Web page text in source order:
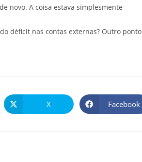
novo. A coisa estava simplesmente
déficit nas contas externas? Outro ponto
X Facebook